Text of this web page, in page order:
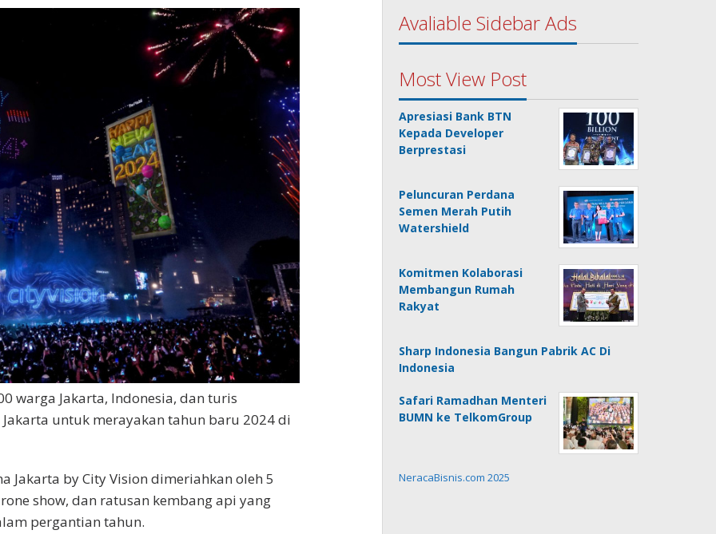
warga Jakarta, Indonesia, dan turis
untuk merayakan tahun baru 2024 di
Jakarta by City Vision dimeriahkan oleh 5
show, dan ratusan kembang api yang
pergantian tahun.
Avaliable Sidebar Ads
Most View Post
Apresiasi Bank BTN
Kepada Developer
Berprestasi
Peluncuran Perdana
Semen Merah Putih
Watershield
Komitmen Kolaborasi
Membangun Rumah
Rakyat
Sharp Indonesia Bangun Pabrik AC Di
Indonesia
Safari Ramadhan Menteri
BUMN ke TelkomGroup
NeracaBisnis.com 2025